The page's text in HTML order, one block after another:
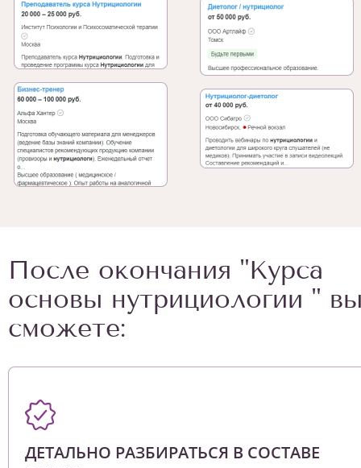
После окончания "Курса
основы нутрициологии "
сможете:
ДЕТАЛЬНО РАЗБИРАТЬСЯ В СОСТАВЕ